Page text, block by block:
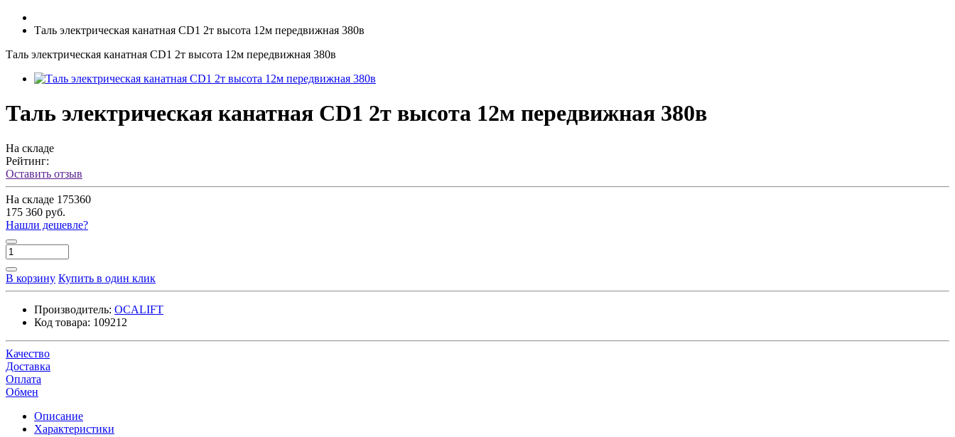
Таль электрическая канатная CD1 2т высота 12м передвижная 380в
Таль электрическая канатная CD1 2т высота 12м передвижная 380в
Таль электрическая канатная CD1 2т высота 12м передвижная 380в
На складе
Рейтинг:
Оставить отзыв
На складе 175360
175 360 руб.
Нашли дешевле?
В корзину Купить в один клик
Производитель: OCALIFT
Код товара: 109212
Качество
Доставка
Оплата
Обмен
Описание
Характеристики